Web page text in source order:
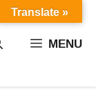
MENU
Translate »